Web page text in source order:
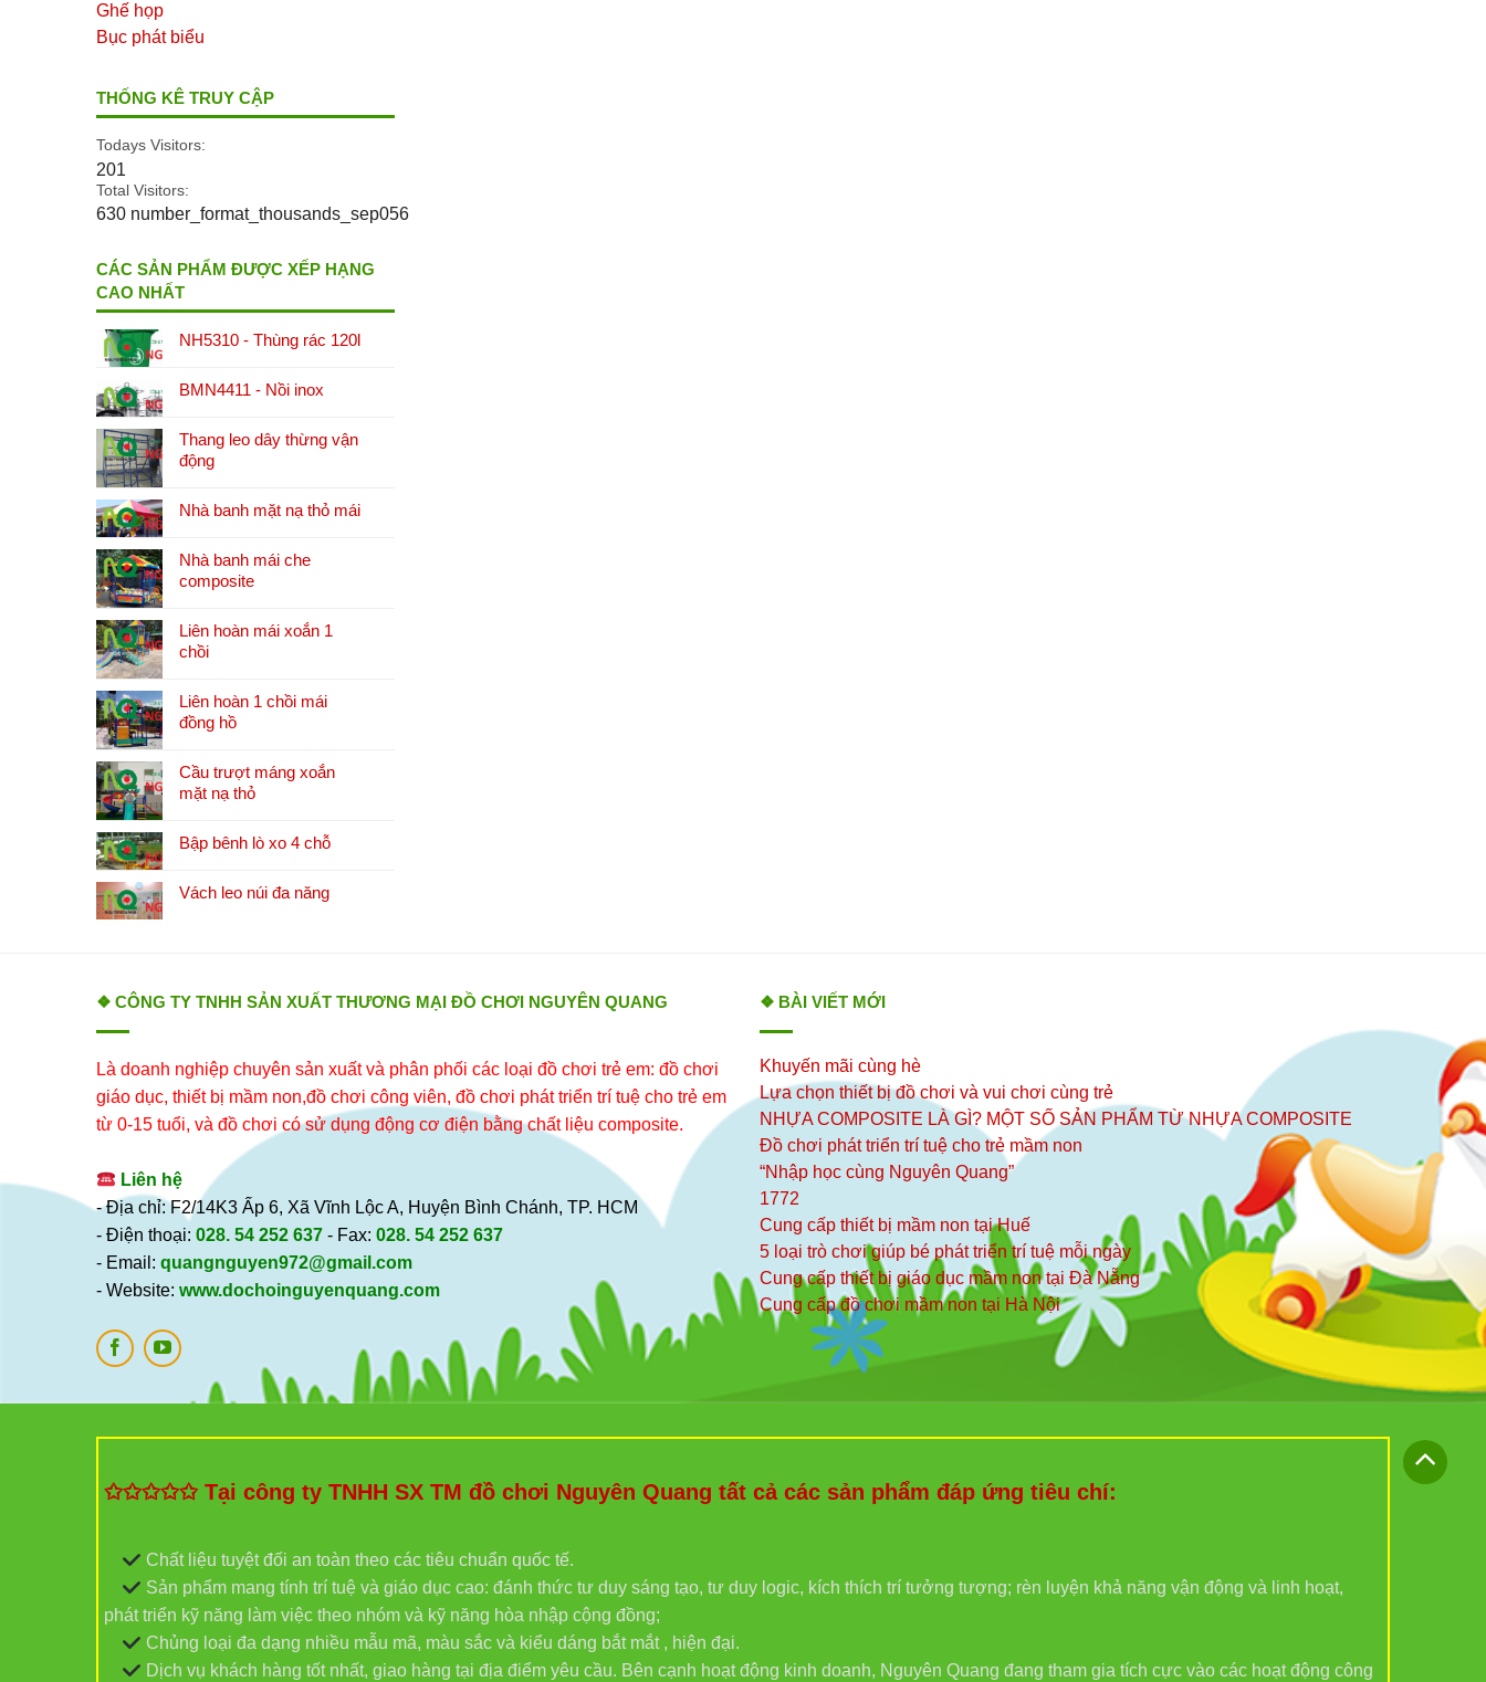
Ghế họp
Bục phát biểu
THỐNG KÊ TRUY CẬP
Todays Visitors:
201
Total Visitors:
630 number_format_thousands_sep056
CÁC SẢN PHẨM ĐƯỢC XẾP HẠNG
CAO NHẤT
NH5310 - Thùng rác 120l
BMN4411 - Nồi inox
Thang leo dây thừng vận
động
Nhà banh mặt nạ thỏ mái
Nhà banh mái che
composite
Liên hoàn mái xoắn 1
chồi
Liên hoàn 1 chồi mái
đồng hồ
Cầu trượt máng xoắn
mặt nạ thỏ
Bập bênh lò xo 4 chỗ
Vách leo núi đa năng
❖ CÔNG TY TNHH SẢN XUẤT THƯƠNG MẠI ĐỒ CHƠI NGUYÊN QUANG
Là doanh nghiệp chuyên sản xuất và phân phối các loại đồ chơi trẻ em: đồ chơi
giáo dục, thiết bị mầm non,đồ chơi công viên, đồ chơi phát triển trí tuệ cho trẻ em
từ 0-15 tuổi, và đồ chơi có sử dụng động cơ điện bằng chất liệu composite.
Liên hệ
- Địa chỉ: F2/14K3 Ấp 6, Xã Vĩnh Lộc A, Huyện Bình Chánh, TP. HCM
- Điện thoại: 028. 54 252 637 - Fax: 028. 54 252 637
- Email: quangnguyen972@gmail.com
- Website: www.dochoinguyenquang.com
❖ BÀI VIẾT MỚI
Khuyến mãi cùng hè
Lựa chọn thiết bị đồ chơi và vui chơi cùng trẻ
NHỰA COMPOSITE LÀ GÌ? MỘT SỐ SẢN PHẨM TỪ NHỰA COMPOSITE
Đồ chơi phát triển trí tuệ cho trẻ mầm non
“Nhập học cùng Nguyên Quang”
1772
Cung cấp thiết bị mầm non tại Huế
5 loại trò chơi giúp bé phát triển trí tuệ mỗi ngày
Cung cấp thiết bị giáo dục mầm non tại Đà Nẵng
Cung cấp đồ chơi mầm non tại Hà Nội
✩✩✩✩✩ Tại công ty TNHH SX TM đồ chơi Nguyên Quang tất cả các sản phẩm đáp ứng tiêu chí:
Chất liệu tuyệt đối an toàn theo các tiêu chuẩn quốc tế.
Sản phẩm mang tính trí tuệ và giáo dục cao: đánh thức tư duy sáng tạo, tư duy logic, kích thích trí tưởng tượng; rèn luyện khả năng vận động và linh hoạt,
phát triển kỹ năng làm việc theo nhóm và kỹ năng hòa nhập cộng đồng;
Chủng loại đa dạng nhiều mẫu mã, màu sắc và kiểu dáng bắt mắt , hiện đại.
Dịch vụ khách hàng tốt nhất, giao hàng tại địa điểm yêu cầu. Bên cạnh hoạt động kinh doanh, Nguyên Quang đang tham gia tích cực vào các hoạt động công